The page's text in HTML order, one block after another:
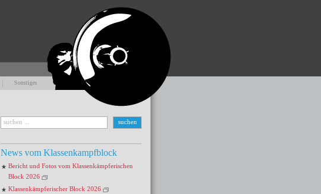
Sonstiges
News vom Klassenkampfblock
Bericht und Fotos vom Klassenkämpferischen
Block 2026
Klassenkämpferischer Block 2026